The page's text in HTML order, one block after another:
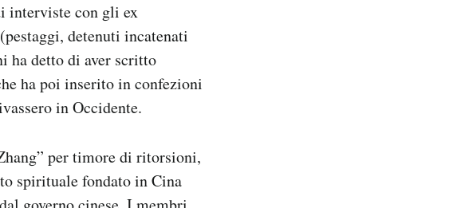
interviste con gli ex
detenuti incatenati
ha detto di aver scritto
ha poi inserito in confezioni
in Occidente.
per timore di ritorsioni,
spirituale fondato in Cina